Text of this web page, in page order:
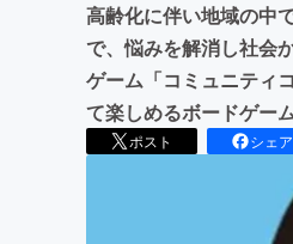
高齢化に伴い地域の中
で、悩みを解消し社会
ゲーム「コミュニティ
て楽しめるボードゲー
ポスト シェア